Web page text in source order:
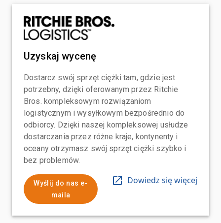
Uzyskaj wycenę
Dostarcz swój sprzęt ciężki tam, gdzie jest
potrzebny, dzięki oferowanym przez Ritchie
Bros. kompleksowym rozwiązaniom
logistycznym i wysyłkowym bezpośrednio do
odbiorcy. Dzięki naszej kompleksowej usłudze
dostarczania przez różne kraje, kontynenty i
oceany otrzymasz swój sprzęt ciężki szybko i
bez problemów.
Wyślij do nas e-
maila
Dowiedz się więcej